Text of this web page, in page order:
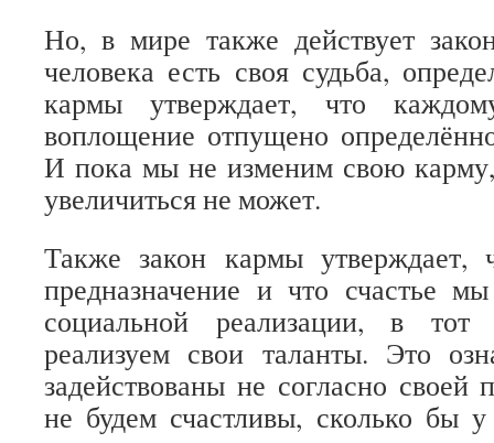
Но, в мире также действует
человека есть своя судьба,
кармы утверждает, что
воплощение отпущено
И пока мы не изменим свою
увеличиться не может.
Также закон кармы утверждает,
предназначение и что счастье
социальной реализации, в
реализуем свои таланты. Это
задействованы не согласно
не будем счастливы, сколько бы